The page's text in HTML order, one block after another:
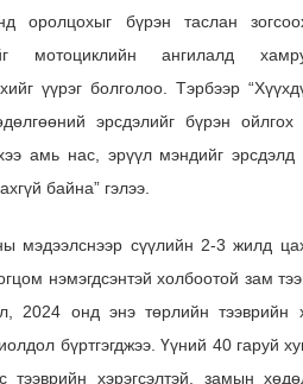
оролцохыг бүрэн таслан
мотоциклийн ангилалд
үүрэг болголоо. Тэрбээр
эрсдэлийг бүрэн
амь нас, эрүүл мэндийг эрсдэлд
байна” гэлээ.
мэдээлснээр сүүлийн 2-3 жилд
нэмэгдсэнтэй холбоотой зам
2024 онд энэ төрлийн тээврийн
бүртгэгджээ. Үүний 40 гаруй
тээврийн хэрэгсэлтэй, замын